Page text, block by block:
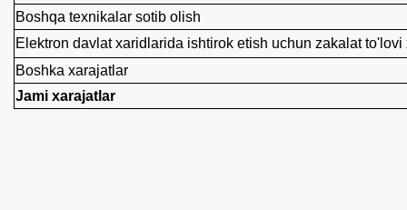
Boshqa texnikalar sotib olish
Elektron davlat xaridlarida ishtirok etish uchun zakalat
Boshka xarajatlar
Jami xarajatlar